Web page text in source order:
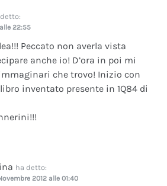
22:55
Peccato non averla vista
anche io! D’ora in poi mi
che trovo! Inizio con
inventato presente in 1Q84 di
ha detto:
2012 alle 01:40